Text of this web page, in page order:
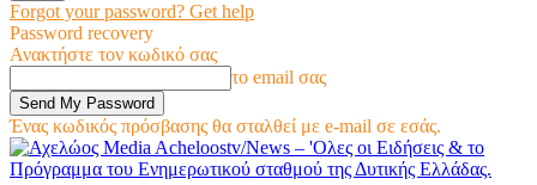
Forgot your password? Get help
Password recovery
Ανακτήστε τον κωδικό σας
το email σας
Ένας κωδικός πρόσβασης θα σταλθεί με e-mail σε εσάς.
Acheloostv/News – 'Ολες οι Ειδήσεις & το
Πρόγραμμα του Ενημερωτικού σταθμού της Δυτικής Ελλάδας.